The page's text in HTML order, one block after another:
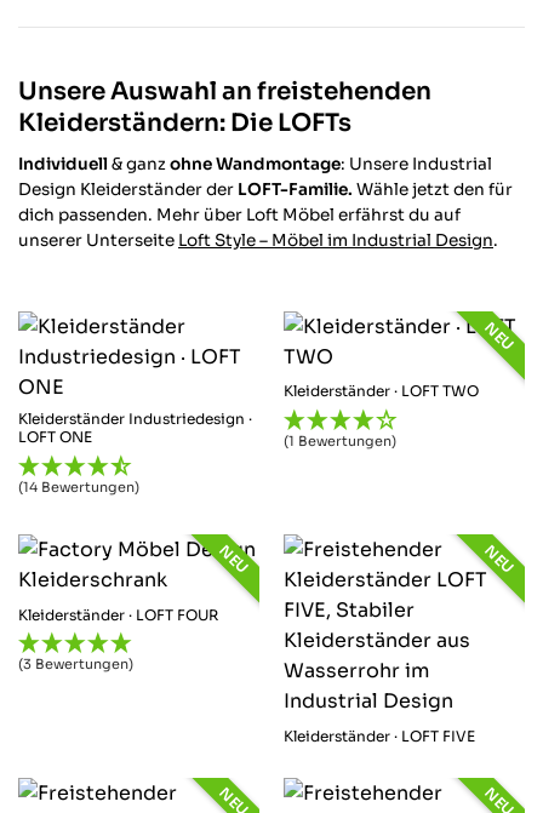
Unsere Auswahl an freistehenden
Kleiderständern: Die LOFTs
Individuell& ganzohne Wandmontage: Unsere Industrial
Design Kleiderständer der LOFT-Familie. Wähle jetzt den für
dich passenden. Mehr über Loft Möbel erfährst du auf
unserer Unterseite Loft Style – Möbel im Industrial Design.
Kleiderständer Industriedesign ·
LOFT ONE
(14 Bewertungen)
Kleiderständer · LOFT TWO
(1 Bewertungen)
NEU
Kleiderständer · LOFT FOUR
(3 Bewertungen)
NEU
Kleiderständer · LOFT FIVE
NEU
NEU NEU